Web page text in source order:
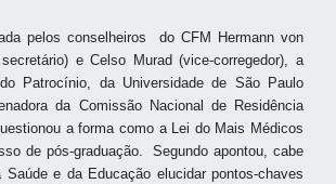
pelos conselheiros do CFM Hermann von
e Celso Murad (vice-corregedor), a
Patrocínio, da Universidade de São Paulo
da Comissão Nacional de Residência
a forma como a Lei do Mais Médicos
de pós-graduação. Segundo apontou, cabe
e da Educação elucidar pontos-chaves